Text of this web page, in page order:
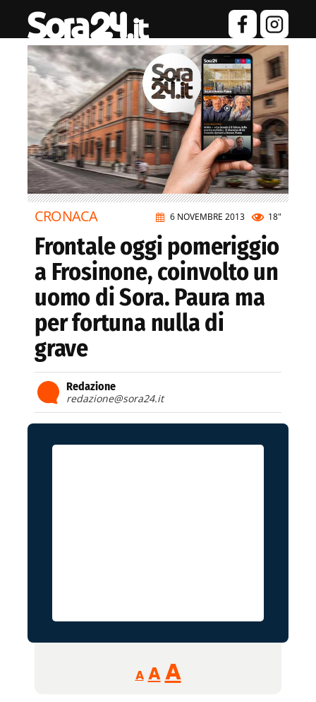
6 NOVEMBRE 2013 18"
CRONACA
Frontale oggi pomeriggio
a Frosinone, coinvolto un
uomo di Sora. Paura ma
per fortuna nulla di
grave
Redazione
redazione@sora24.it
A
Reducir
tamaño
A Restablecer
AAumentar